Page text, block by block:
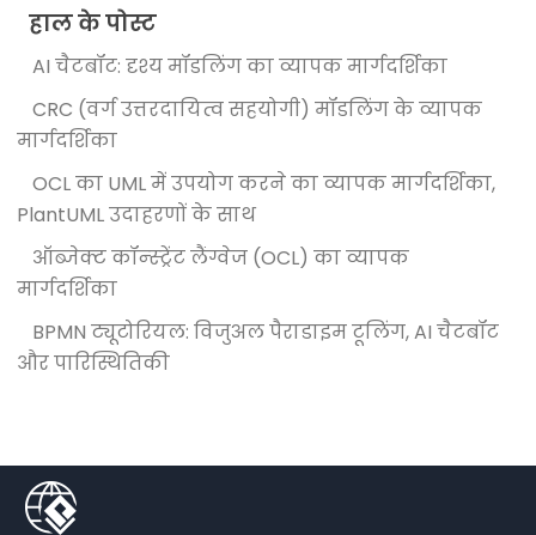
हाल के पोस्ट
AI चैटबॉट: दृश्य मॉडलिंग का व्यापक मार्गदर्शिका
CRC (वर्ग उत्तरदायित्व सहयोगी) मॉडलिंग के व्यापक
मार्गदर्शिका
OCL का UML में उपयोग करने का व्यापक मार्गदर्शिका,
PlantUML उदाहरणों के साथ
ऑब्जेक्ट कॉन्स्ट्रेंट लैंग्वेज (OCL) का व्यापक
मार्गदर्शिका
BPMN ट्यूटोरियल: विजुअल पैराडाइम टूलिंग, AI चैटबॉट
और पारिस्थितिकी